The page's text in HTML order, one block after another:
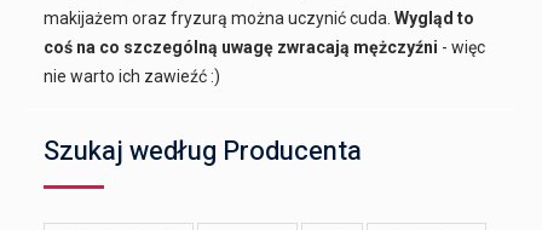
makijażem oraz fryzurą można uczynić cuda.Wygląd to
coś na co szczególną uwagę zwracają mężczyźni - więc
nie warto ich zawieźć :)
Szukaj według Producenta